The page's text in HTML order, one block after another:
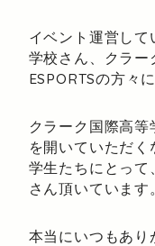
イベント運営し
学校さん、クラー
ESPORTSの方々
クラーク国際高
を開いていただく
学生たちにとって
さん頂いています。
本当にいつもあり